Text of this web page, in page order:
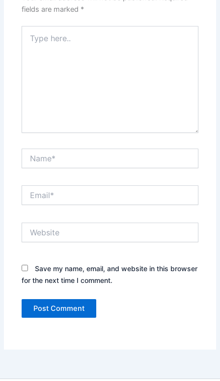
fields are marked *
here..
Save my name, email, and website in this browser
for the next time I comment.